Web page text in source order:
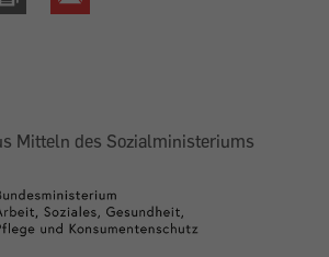
Mitteln des Sozialministeriums